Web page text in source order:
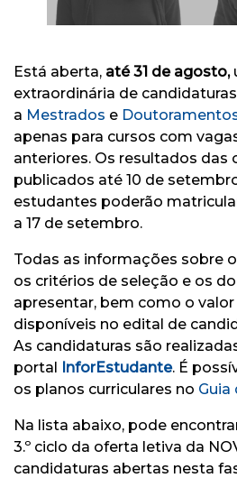
Está aberta, até 31 de agosto,
extraordinária de candidaturas
a Mestrados e
apenas para cursos com
anteriores. Os resultados das
publicados até 10 de
estudantes poderão
a 17 de setembro.
Todas as informações sobre
os critérios de seleção e os
apresentar, bem como o
disponíveis no edital de
As candidaturas são
portal InforEstudante. É
os planos curriculares no Guia
Na lista abaixo, pode
3.º ciclo da oferta letiva da
candidaturas abertas nesta